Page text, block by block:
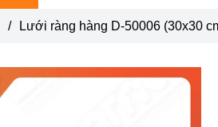
/ Lưới ràng hàng D-50006 (30x30